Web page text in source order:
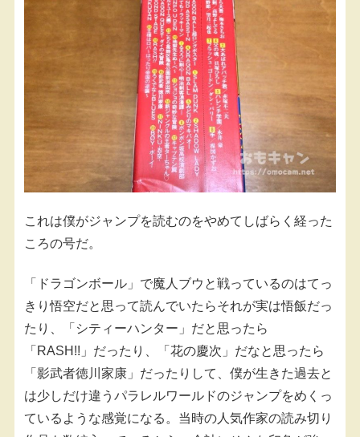
これは僕がジャンプを読むのをやめてしばらく経った
ころの号だ。
「ドラゴンボール」で魔人ブウと戦っているのはてっ
きり悟空だと思って読んでいたらそれが実は悟飯だっ
たり、「シティーハンター」だと思ったら
「RASH!!」だったり、「花の慶次」だなと思ったら
「影武者徳川家康」だったりして、僕が生きた過去と
は少しだけ違うパラレルワールドのジャンプをめくっ
ているような感覚になる。当時の人気作家の読み切り